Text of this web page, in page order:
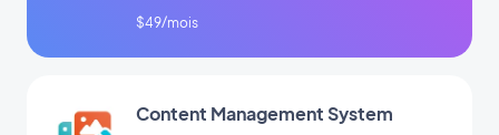
$49/mois
Content Management System